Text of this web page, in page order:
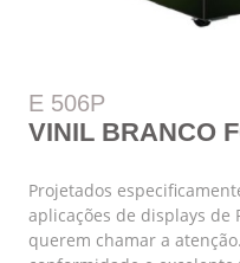
E 506P
VINIL BRANCO
Projetados
aplicações de displays de
querem chamar a